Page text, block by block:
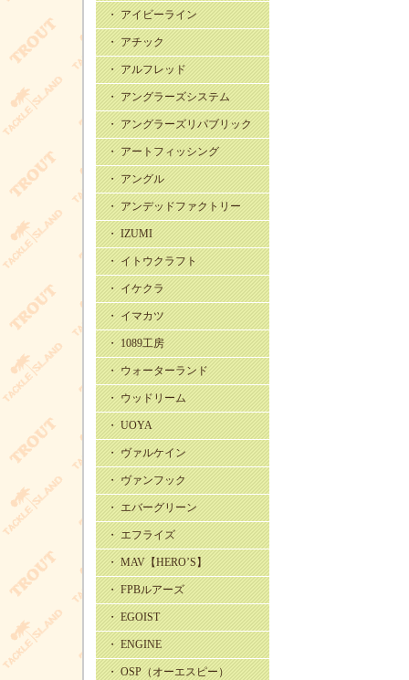
・ アイビーライン
・ アチック
・ アルフレッド
・ アングラーズシステム
・ アングラーズリパブリック
・ アートフィッシング
・ アングル
・ アンデッドファクトリー
・ IZUMI
・ イトウクラフト
・ イケクラ
・ イマカツ
・ 1089工房
・ ウォーターランド
・ ウッドリーム
・ UOYA
・ ヴァルケイン
・ ヴァンフック
・ エバーグリーン
・ エフライズ
・ MAV【HERO’S】
・ FPBルアーズ
・ EGOIST
・ ENGINE
・ OSP（オーエスピー）